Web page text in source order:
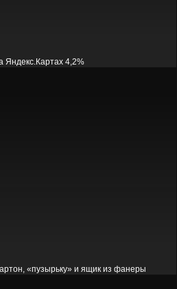
Яндекс.Картах 4,2%
«пузырьку» и ящик из фанеры